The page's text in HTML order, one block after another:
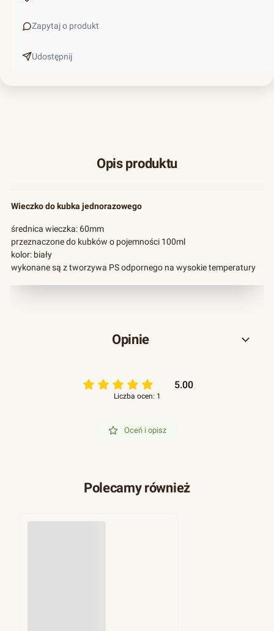
Zapytaj o produkt
Udostępnij
Opis produktu
Wieczko do kubka jednorazowego
średnica wieczka: 60mm
przeznaczone do kubków o pojemności 100ml
kolor: biały
wykonane są z tworzywa PS odpornego na wysokie temperatury
Opinie
5.00
Liczba ocen: 1
Oceń i opisz
Polecamy również